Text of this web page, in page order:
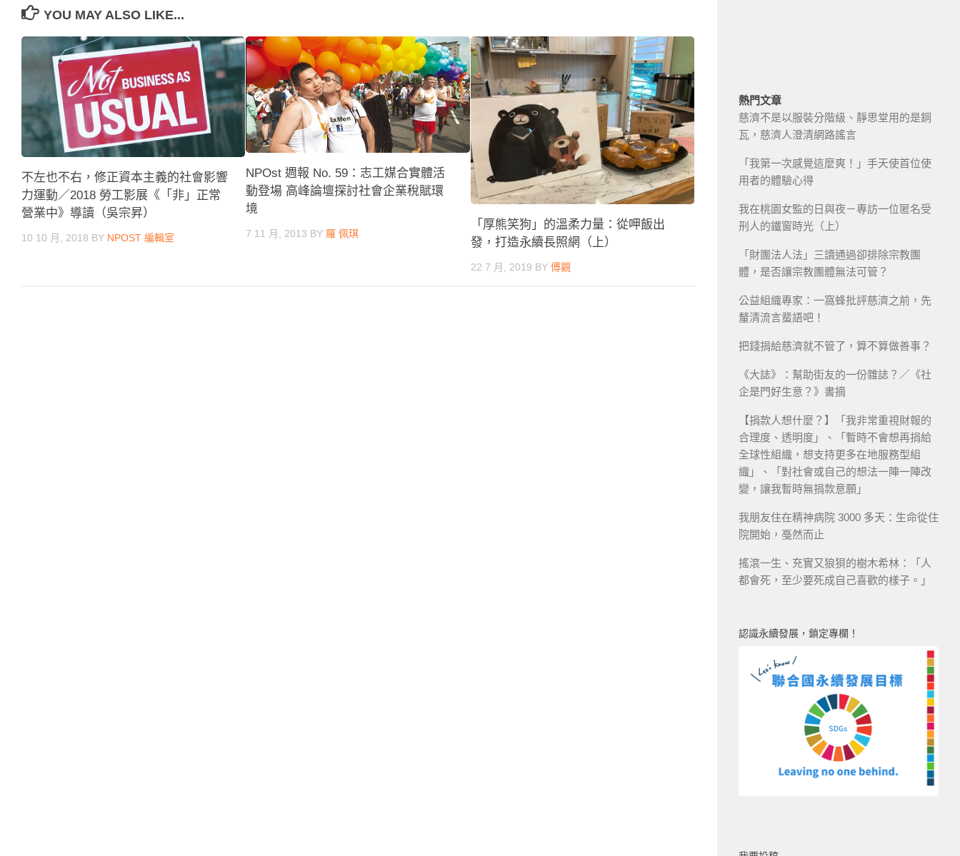
YOU MAY ALSO LIKE...
不左也不右，修正資本主義的社會影響
力運動／2018 勞工影展《「非」正常
營業中》導讀（吳宗昇）
10 10 月, 2018 BY NPOST 編輯室
NPOst 週報 No. 59：志工媒合實體活
動登場 高峰論壇探討社會企業稅賦環
境
7 11 月, 2013 BY 羅 佩琪
「厚熊笑狗」的溫柔力量：從呷飯出
發，打造永續長照網（上）
22 7 月, 2019 BY 傅觀
熱門文章
慈濟不是以服裝分階級、靜思堂用的是銅
瓦，慈濟人澄清網路謠言
「我第一次感覺這麼爽！」手天使首位使
用者的體驗心得
我在桃園女監的日與夜－專訪一位匿名受
刑人的鐵窗時光（上）
「財團法人法」三讀通過卻排除宗教團
體，是否讓宗教團體無法可管？
公益組織專家：一窩蜂批評慈濟之前，先
釐清流言蜚語吧！
把錢捐給慈濟就不管了，算不算做善事？
《大誌》：幫助街友的一份雜誌？／《社
企是門好生意？》書摘
【捐款人想什麼？】「我非常重視財報的
合理度、透明度」、「暫時不會想再捐給
全球性組織，想支持更多在地服務型組
織」、「對社會或自己的想法一陣一陣改
變，讓我暫時無捐款意願」
我朋友住在精神病院 3000 多天：生命從住
院開始，戞然而止
搖滾一生、充實又狼狽的樹木希林：「人
都會死，至少要死成自己喜歡的樣子。」
認識永續發展，鎖定專欄！